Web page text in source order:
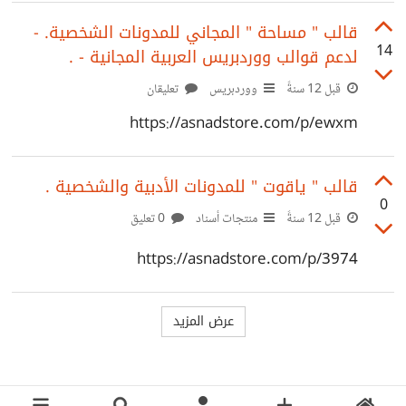
14
قالب " مساحة " المجاني للمدونات الشخصية. -
لدعم قوالب ووردبريس العربية المجانية - .
قبل 12 سنةً ووردبريس تعليقان
https://asnadstore.com/p/ewxm
0
قالب " ياقوت " للمدونات الأدبية والشخصية .
قبل 12 سنةً منتجات أسناد
https://asnadstore.com/p/3974